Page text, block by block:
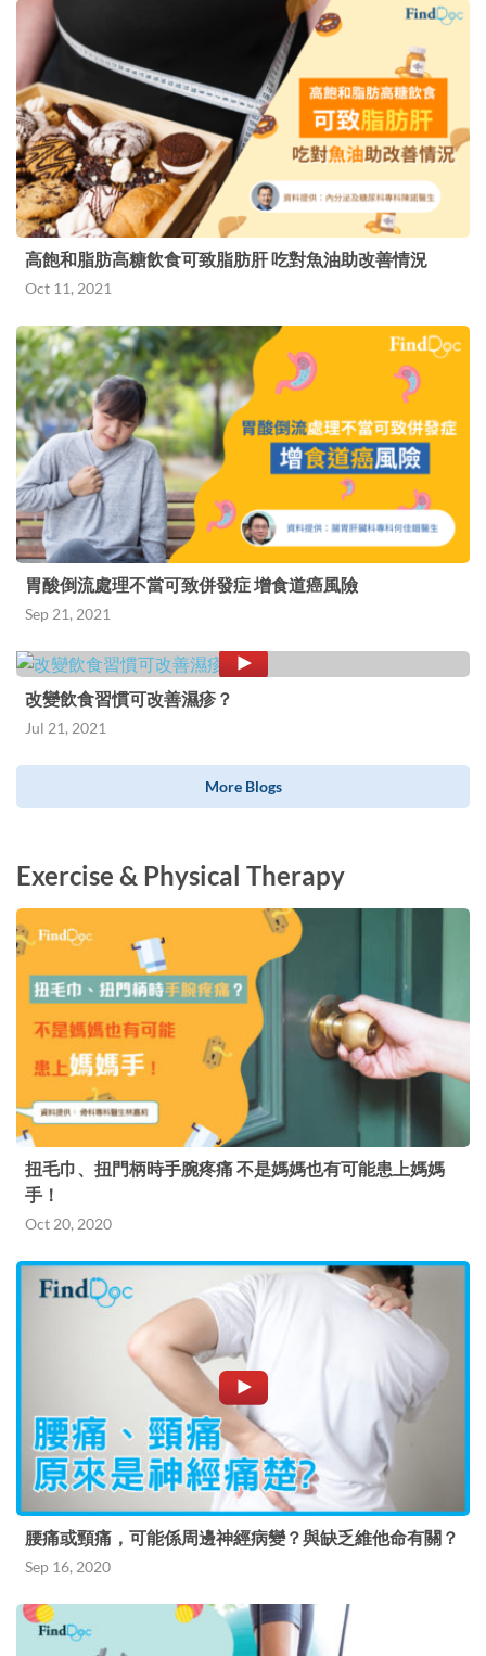
高飽和脂肪高糖飲食可致脂肪肝 吃對魚油助改善情況
Oct 11, 2021
胃酸倒流處理不當可致併發症 增食道癌風險
Sep 21, 2021
改變飲食習慣可改善濕疹？
Jul 21, 2021
More Blogs
Exercise & Physical Therapy
扭毛巾、扭門柄時手腕疼痛 不是媽媽也有可能患上媽媽
手！
Oct 20, 2020
腰痛或頸痛，可能係周邊神經病變？與缺乏維他命有關？
Sep 16, 2020